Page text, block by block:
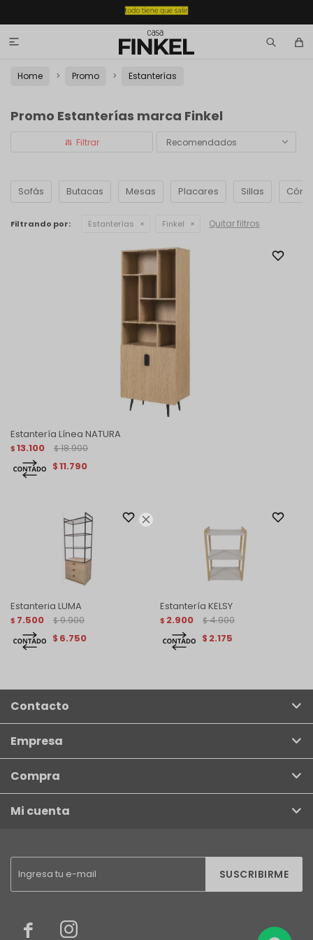


Home Promo Estanterías
Promo Estanterías marca Finkel
Recomendados
Sofás Butacas Mesas Placares Sillas
Filtrando por: Estanterías Finkel Quitar filtros
Estantería Línea NATURA
$ 13.100 $ 18.900
$11.790
Estanteria LUMA
$ 7.500 $ 9.900
$ 6.750
Estantería KELSY
$ 2.900 $ 4.900
$ 2.175
SUSCRIBIRME
 
Contacto
Empresa
Compra
Mi cuenta